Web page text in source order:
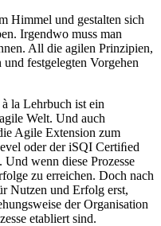
Himmel und gestalten sich
Irgendwo muss man
All die agilen Prinzipien,
festgelegten Vorgehen
la Lehrbuch ist ein
Welt. Und auch
Agile Extension zum
oder der iSQI Certiﬁed
wenn diese Prozesse
zu erreichen. Doch nach
Nutzen und Erfolg erst,
der Organisation
etabliert sind.